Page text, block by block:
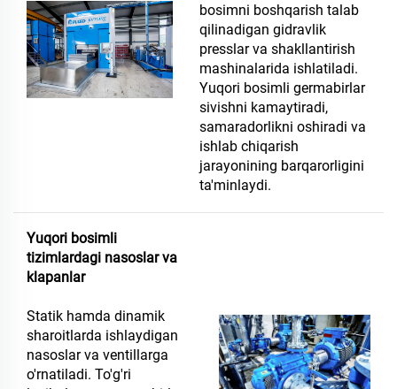
bosimni boshqarish talab
qilinadigan gidravlik
presslar va shakllantirish
mashinalarida ishlatiladi.
Yuqori bosimli germabirlar
sivishni kamaytiradi,
samaradorlikni oshiradi va
ishlab chiqarish
jarayonining barqarorligini
ta'minlaydi.
Yuqori bosimli
tizimlardagi nasoslar va
klapanlar
Statik hamda dinamik
sharoitlarda ishlaydigan
nasoslar va ventillarga
o'rnatiladi. To'g'ri